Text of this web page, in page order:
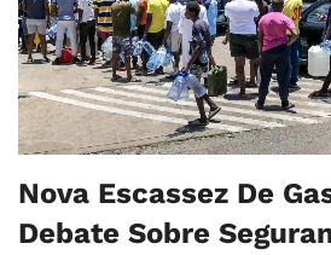
Nova Escassez De
Debate Sobre